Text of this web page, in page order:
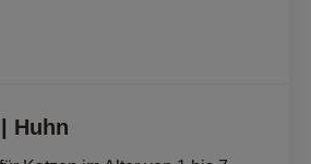
Huhn